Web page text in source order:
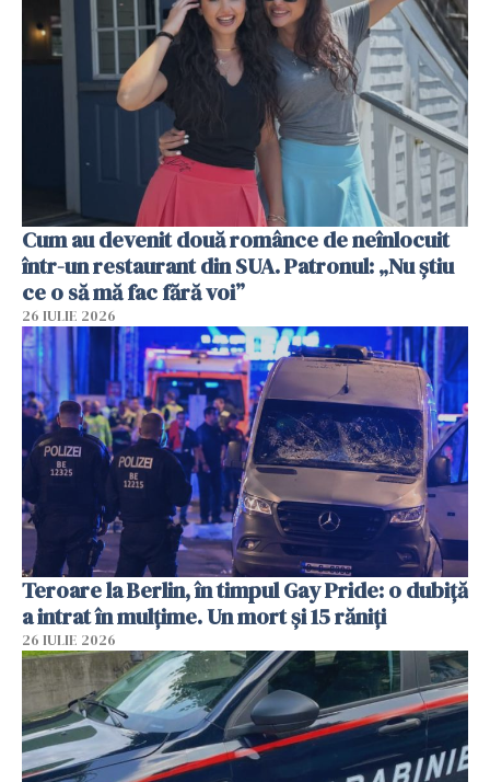
Cum au devenit două românce de neînlocuit
într-un restaurant din SUA. Patronul: „Nu știu
ce o să mă fac fără voi”
26 IULIE 2026
Teroare la Berlin, în timpul Gay Pride: o dubiță
a intrat în mulțime. Un mort și 15 răniți
26 IULIE 2026